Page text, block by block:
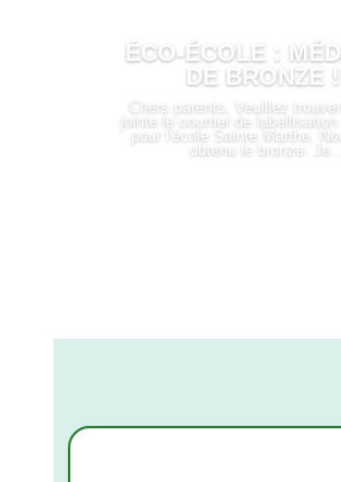
ÉCO-ÉCOLE :
DE BRONZE
Chers parents, Veuillez
jointe le courrier de
pour l'école Sainte Marthe.
obtenu le bronze. Je...